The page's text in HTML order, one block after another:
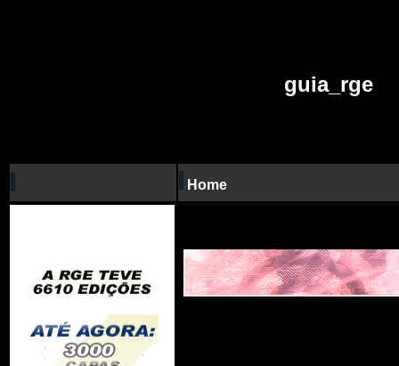
guia_rge
Home